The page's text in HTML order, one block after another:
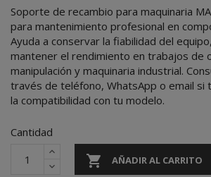
Soporte de recambio para maquinaria
para mantenimiento profesional en
Ayuda a conservar la fiabilidad del
mantener el rendimiento en trabajos de
manipulación y maquinaria industrial.
través de teléfono, WhatsApp o email si
la compatibilidad con tu modelo.
Cantidad
 AÑADIR AL CARRITO